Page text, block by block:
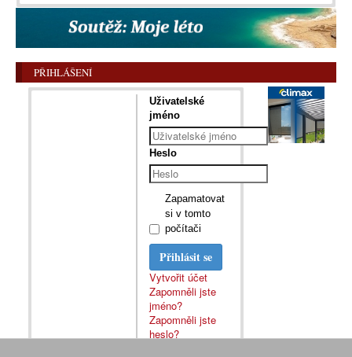
PŘIHLÁŠENÍ
Uživatelské
jméno
Heslo
Zapamatovat
si v tomto
počítači
Přihlásit se
Vytvořit účet
Zapomněli jste
jméno?
Zapomněli jste
heslo?